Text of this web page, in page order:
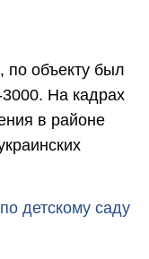
по объекту был
На кадрах
в районе
детскому саду